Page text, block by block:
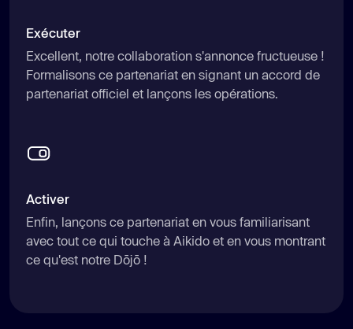
Exécuter
Excellent, notre collaboration s'annonce fructueuse !
Formalisons ce partenariat en signant un accord de
partenariat officiel et lançons les opérations.
Activer
Enfin, lançons ce partenariat en vous familiarisant
avec tout ce qui touche à Aikido et en vous montrant
ce qu'est notre Dōjō !